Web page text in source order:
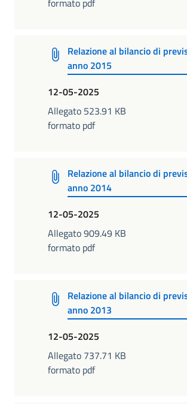
formato pdf
Relazione al bilancio di
anno 2015
12-05-2025
Allegato 523.91 KB
formato pdf
Relazione al bilancio di
anno 2014
12-05-2025
Allegato 909.49 KB
formato pdf
Relazione al bilancio di
anno 2013
12-05-2025
Allegato 737.71 KB
formato pdf